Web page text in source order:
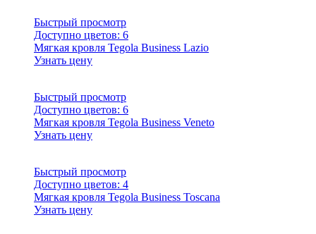
Быстрый просмотр
Доступно цветов: 6
Мягкая кровля Tegola Business Lazio
Узнать цену
Быстрый просмотр
Доступно цветов: 6
Мягкая кровля Tegola Business Veneto
Узнать цену
Быстрый просмотр
Доступно цветов: 4
Мягкая кровля Tegola Business Toscana
Узнать цену